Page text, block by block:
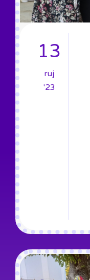
13
ruj
'23